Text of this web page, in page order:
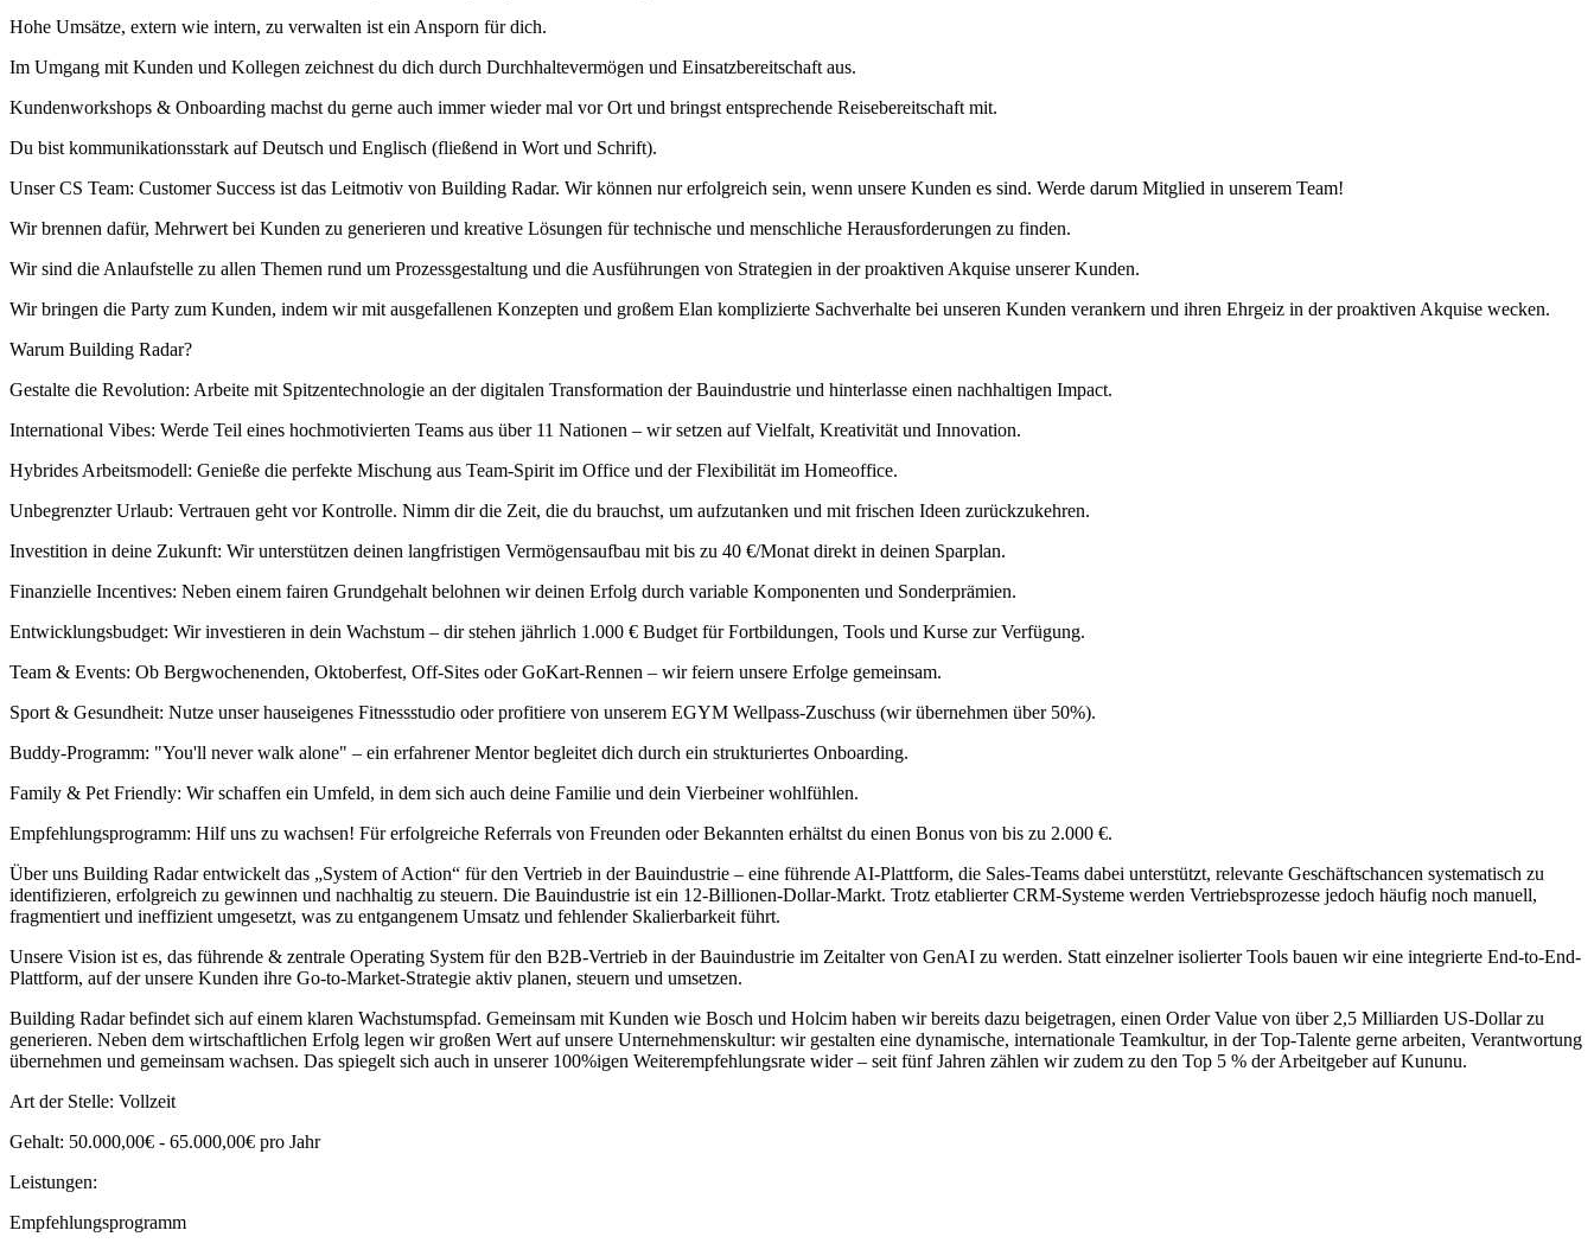
Hohe Umsätze, extern wie intern, zu verwalten ist ein Ansporn für dich.
Im Umgang mit Kunden und Kollegen zeichnest du dich durch Durchhaltevermögen und Einsatzbereitschaft aus.
Kundenworkshops & Onboarding machst du gerne auch immer wieder mal vor Ort und bringst entsprechende Reisebereitschaft mit.
Du bist kommunikationsstark auf Deutsch und Englisch (fließend in Wort und Schrift).
Unser CS Team: Customer Success ist das Leitmotiv von Building Radar. Wir können nur erfolgreich sein, wenn unsere Kunden es sind. Werde darum Mitglied in unserem Team!
Wir brennen dafür, Mehrwert bei Kunden zu generieren und kreative Lösungen für technische und menschliche Herausforderungen zu finden.
Wir sind die Anlaufstelle zu allen Themen rund um Prozessgestaltung und die Ausführungen von Strategien in der proaktiven Akquise unserer Kunden.
Wir bringen die Party zum Kunden, indem wir mit ausgefallenen Konzepten und großem Elan komplizierte Sachverhalte bei unseren Kunden verankern und ihren Ehrgeiz in der proaktiven Akquise wecken.
Warum Building Radar?
Gestalte die Revolution: Arbeite mit Spitzentechnologie an der digitalen Transformation der Bauindustrie und hinterlasse einen nachhaltigen Impact.
International Vibes: Werde Teil eines hochmotivierten Teams aus über 11 Nationen – wir setzen auf Vielfalt, Kreativität und Innovation.
Hybrides Arbeitsmodell: Genieße die perfekte Mischung aus Team-Spirit im Office und der Flexibilität im Homeoffice.
Unbegrenzter Urlaub: Vertrauen geht vor Kontrolle. Nimm dir die Zeit, die du brauchst, um aufzutanken und mit frischen Ideen zurückzukehren.
Investition in deine Zukunft: Wir unterstützen deinen langfristigen Vermögensaufbau mit bis zu 40 €/Monat direkt in deinen Sparplan.
Finanzielle Incentives: Neben einem fairen Grundgehalt belohnen wir deinen Erfolg durch variable Komponenten und Sonderprämien.
Entwicklungsbudget: Wir investieren in dein Wachstum – dir stehen jährlich 1.000 € Budget für Fortbildungen, Tools und Kurse zur Verfügung.
Team & Events: Ob Bergwochenenden, Oktoberfest, Off-Sites oder GoKart-Rennen – wir feiern unsere Erfolge gemeinsam.
Sport & Gesundheit: Nutze unser hauseigenes Fitnessstudio oder profitiere von unserem EGYM Wellpass-Zuschuss (wir übernehmen über 50%).
Buddy-Programm: "You'll never walk alone" – ein erfahrener Mentor begleitet dich durch ein strukturiertes Onboarding.
Family & Pet Friendly: Wir schaffen ein Umfeld, in dem sich auch deine Familie und dein Vierbeiner wohlfühlen.
Empfehlungsprogramm: Hilf uns zu wachsen! Für erfolgreiche Referrals von Freunden oder Bekannten erhältst du einen Bonus von bis zu 2.000 €.
Über uns Building Radar entwickelt das „System of Action“ für den Vertrieb in der Bauindustrie – eine führende AI-Plattform, die Sales-Teams dabei unterstützt, relevante Geschäftschancen systematisch zu
identifizieren, erfolgreich zu gewinnen und nachhaltig zu steuern. Die Bauindustrie ist ein 12-Billionen-Dollar-Markt. Trotz etablierter CRM-Systeme werden Vertriebsprozesse jedoch häufig noch manuell,
fragmentiert und ineffizient umgesetzt, was zu entgangenem Umsatz und fehlender Skalierbarkeit führt.
Unsere Vision ist es, das führende & zentrale Operating System für den B2B-Vertrieb in der Bauindustrie im Zeitalter von GenAI zu werden. Statt einzelner isolierter Tools bauen wir eine integrierte End-to-End-
Plattform, auf der unsere Kunden ihre Go-to-Market-Strategie aktiv planen, steuern und umsetzen.
Building Radar befindet sich auf einem klaren Wachstumspfad. Gemeinsam mit Kunden wie Bosch und Holcim haben wir bereits dazu beigetragen, einen Order Value von über 2,5 Milliarden US-Dollar zu
generieren. Neben dem wirtschaftlichen Erfolg legen wir großen Wert auf unsere Unternehmenskultur: wir gestalten eine dynamische, internationale Teamkultur, in der Top-Talente gerne arbeiten, Verantwortung
übernehmen und gemeinsam wachsen. Das spiegelt sich auch in unserer 100%igen Weiterempfehlungsrate wider – seit fünf Jahren zählen wir zudem zu den Top 5 % der Arbeitgeber auf Kununu.
Art der Stelle: Vollzeit
Gehalt: 50.000,00€ - 65.000,00€ pro Jahr
Leistungen:
Empfehlungsprogramm